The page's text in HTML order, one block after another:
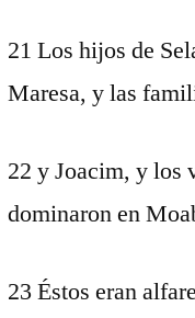
21 Los hijos de
Maresa, y las
22 y Joacim, y los
dominaron en
23 Éstos eran